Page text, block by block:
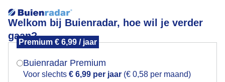
Welkom bij Buienradar, hoe wil je verder
gaan?
Premium € 6,99 / jaar
Buienradar Premium
Voor slechts € 6,99 per jaar (€ 0,58 per maand)
Opklaringen met wolken en zon.
Mogen we je locatie gebruiken voor het